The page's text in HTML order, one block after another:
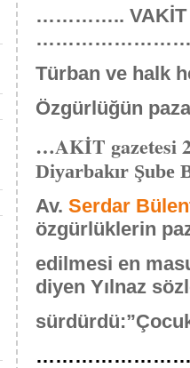
………….. VAKİT
Türban ve halk
Özgürlüğün
…AKİT gazetesi
Diyarbakır Şube
Av.Serdar
özgürlüklerin
edilmesi en
diyen Yılnaz